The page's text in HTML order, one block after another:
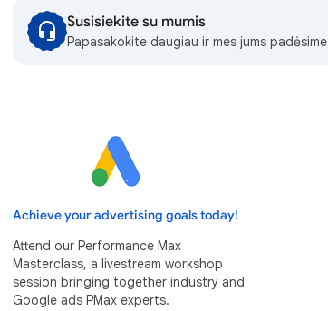
Susisiekite su mumis
Papasakokite daugiau ir mes jums padėsime
Achieve your advertising goals today!
Attend our Performance Max
Masterclass, a livestream workshop
session bringing together industry and
Google ads PMax experts.